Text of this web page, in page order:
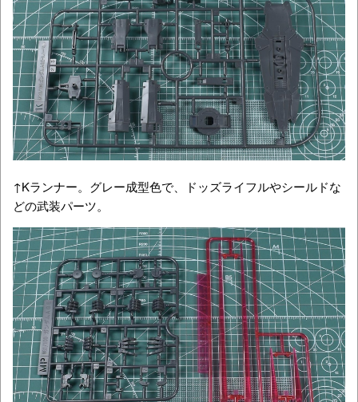
↑Kランナー。グレー成型色で、ドッズライフルやシールドな
どの武装パーツ。